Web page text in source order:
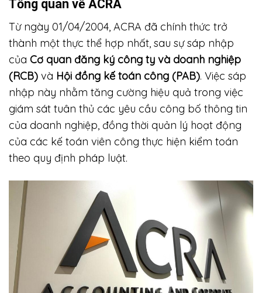
Tổng quan về ACRA
Từ ngày 01/04/2004, ACRA đã chính thức trở
thành một thực thể hợp nhất, sau sự sáp nhập
của Cơ quan đăng ký công ty và doanh nghiệp
(RCB) và Hội đồng kế toán công (PAB). Việc sáp
nhập này nhằm tăng cường hiệu quả trong việc
giám sát tuân thủ các yêu cầu công bố thông tin
của doanh nghiệp, đồng thời quản lý hoạt động
của các kế toán viên công thực hiện kiểm toán
theo quy định pháp luật.